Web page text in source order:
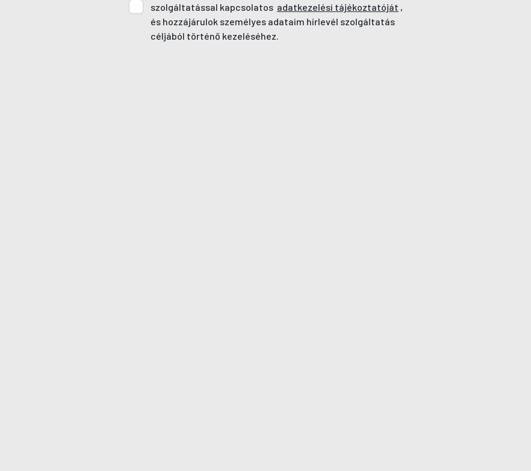
szolgáltatással kapcsolatos adatkezelési tájékoztatóját ,
és hozzájárulok személyes adataim hírlevél szolgáltatás
céljából történő kezeléséhez.